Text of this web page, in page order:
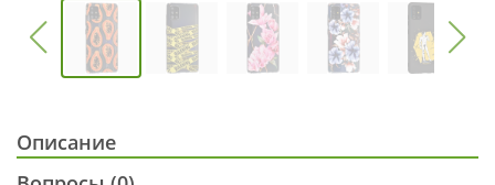
Описание